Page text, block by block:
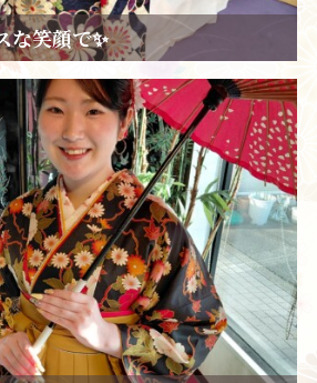
な笑顔で✨️